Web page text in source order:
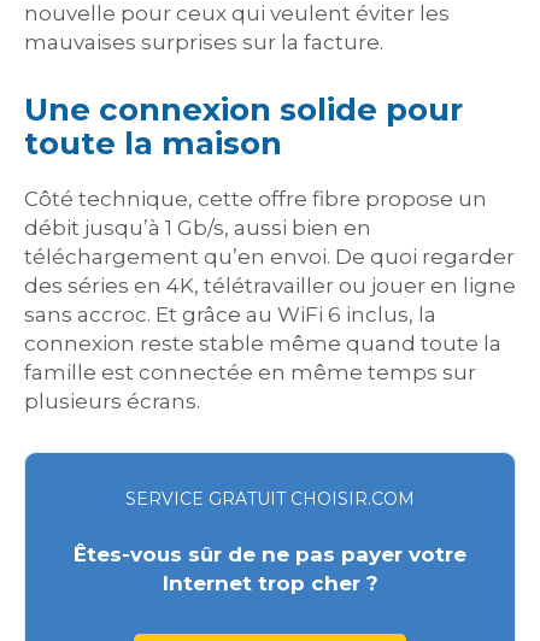
nouvelle pour ceux qui veulent éviter les
mauvaises surprises sur la facture.
Une connexion solide pour
toute la maison
Côté technique, cette offre fibre propose un
débit jusqu’à 1 Gb/s, aussi bien en
téléchargement qu’en envoi. De quoi regarder
des séries en 4K, télétravailler ou jouer en ligne
sans accroc. Et grâce au WiFi 6 inclus, la
connexion reste stable même quand toute la
famille est connectée en même temps sur
plusieurs écrans.
SERVICE GRATUIT CHOISIR.COM
Êtes-vous sûr de ne pas payer votre
Internet trop cher ?